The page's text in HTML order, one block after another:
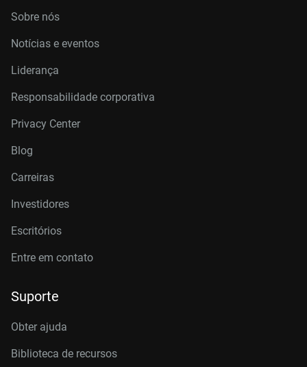
Sobre nós
Notícias e eventos
Liderança
Responsabilidade corporativa
Privacy Center
Blog
Carreiras
Investidores
Escritórios
Entre em contato
Suporte
Obter ajuda
Biblioteca de recursos